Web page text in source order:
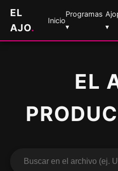
EL
AJO.
Inicio
Programas
▾
▾
EL